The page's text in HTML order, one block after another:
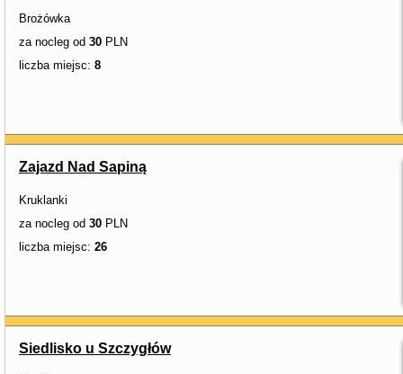
Brożówka
za nocleg od 30 PLN
liczba miejsc: 8
Zajazd Nad Sapiną
Kruklanki
za nocleg od 30 PLN
liczba miejsc: 26
Siedlisko u Szczygłów